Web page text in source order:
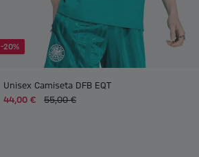
-20%
Unisex Camiseta DFB EQT
44,00 €
55,00 €